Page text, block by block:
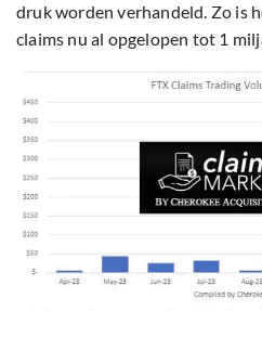
druk worden verhandeld. Zo is
claims nu al opgelopen tot 1